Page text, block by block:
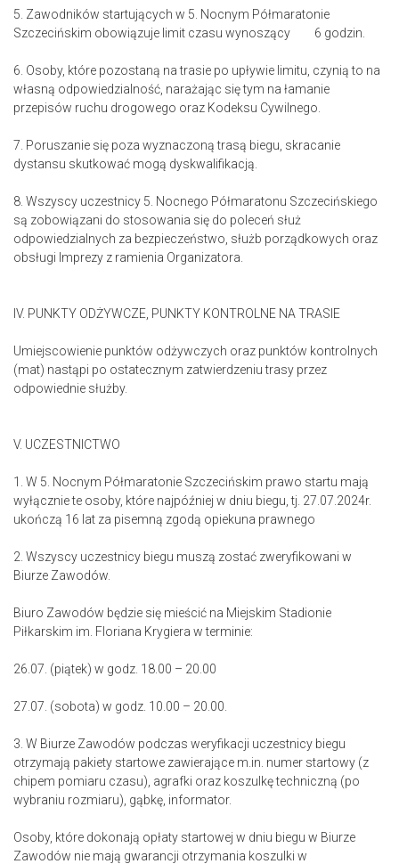
5. Zawodników startujących w 5. Nocnym Półmaratonie
Szczecińskim obowiązuje limit czasu wynoszący 6 godzin.
6. Osoby, które pozostaną na trasie po upływie limitu, czynią to na
własną odpowiedzialność, narażając się tym na łamanie
przepisów ruchu drogowego oraz Kodeksu Cywilnego.
7. Poruszanie się poza wyznaczoną trasą biegu, skracanie
dystansu skutkować mogą dyskwalifikacją.
8. Wszyscy uczestnicy 5. Nocnego Półmaratonu Szczecińskiego
są zobowiązani do stosowania się do poleceń służ
odpowiedzialnych za bezpieczeństwo, służb porządkowych oraz
obsługi Imprezy z ramienia Organizatora.
IV. PUNKTY ODŻYWCZE, PUNKTY KONTROLNE NA TRASIE
Umiejscowienie punktów odżywczych oraz punktów kontrolnych
(mat) nastąpi po ostatecznym zatwierdzeniu trasy przez
odpowiednie służby.
V. UCZESTNICTWO
1. W 5. Nocnym Półmaratonie Szczecińskim prawo startu mają
wyłącznie te osoby, które najpóźniej w dniu biegu, tj. 27.07.2024r.
ukończą 16 lat za pisemną zgodą opiekuna prawnego
2. Wszyscy uczestnicy biegu muszą zostać zweryfikowani w
Biurze Zawodów.
Biuro Zawodów będzie się mieścić na Miejskim Stadionie
Piłkarskim im. Floriana Krygiera w terminie:
26.07. (piątek) w godz. 18.00 – 20.00
27.07. (sobota) w godz. 10.00 – 20.00.
3. W Biurze Zawodów podczas weryfikacji uczestnicy biegu
otrzymają pakiety startowe zawierające m.in. numer startowy (z
chipem pomiaru czasu), agrafki oraz koszulkę techniczną (po
wybraniu rozmiaru), gąbkę, informator.
Osoby, które dokonają opłaty startowej w dniu biegu w Biurze
Zawodów nie mają gwarancji otrzymania koszulki w